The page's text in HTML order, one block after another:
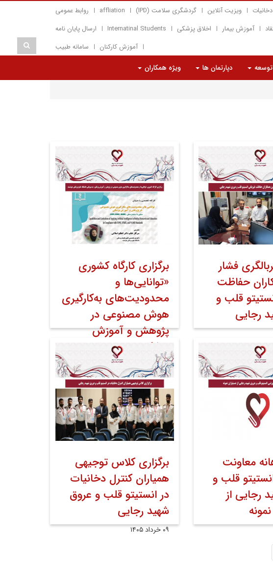
ویزیت آنلاین گردشگری سلامت (IPD) affliation
روابط عمومی
آموزش بیمار اخلاق پزشکی Internatinal Students
ارسال پایان نامه
آموزش کارکنان
سامانه طبیب
دپارتمان ها
ویژه همکاران
فشار
حفاظت
قلب و
رجایی
برگزاری کارگاه کشوری
«توانایی‌ها و
محدودیت‌های به‌کارگیری
هوش مصنوعی در
پژوهش و آموزش
پزشکی» به میزبانی
دانشگاه علوم پزشکی
هوشمند
۱۱ خرداد ۱۴۰۵
معاونت
قلب و
رجایی از
برگزاری کلاس توجیهی
همیاران کنترل دخانیات
در انستیتو قلب و عروق
شهید رجایی
۰۹ خرداد ۱۴۰۵